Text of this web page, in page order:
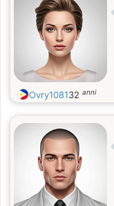
Ovry108132 anni